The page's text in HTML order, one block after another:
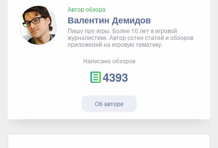
Автор обзора
Валентин Демидов
Пишу про игры. Более 10 лет в игровой
журналистике. Автор сотен статей и обзоров
приложений на игровую тематику.
Написано обзоров
4393
Об авторе